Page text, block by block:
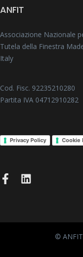
ANFIT
Associazione Nazionale
Tutela della Finestra
Italy
Cod. Fisc. 92235210280
Partita IVA 04712910282
Privacy Policy Cookie
©